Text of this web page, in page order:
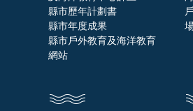
縣市歷年計劃書
縣市年度成果
縣市戶外教育及海洋教育
網站